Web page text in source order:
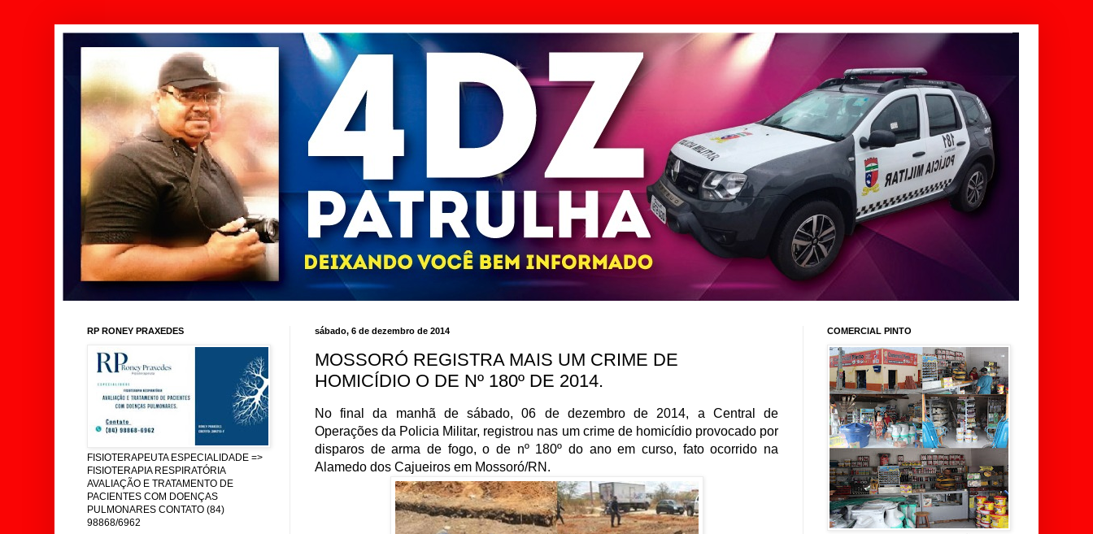
sábado, 6 de dezembro de 2014
MOSSORÓ REGISTRA MAIS UM CRIME DE
HOMICÍDIO O DE Nº 180º DE 2014.
No final da manhã de sábado, 06 de dezembro de 2014, a Central de
Operações da Policia Militar, registrou nas um crime de homicídio provocado por
disparos de arma de fogo, o de nº 180º do ano em curso, fato ocorrido na
Alamedo dos Cajueiros em Mossoró/RN.
RP RONEY PRAXEDES
FISIOTERAPEUTA ESPECIALIDADE =>
FISIOTERAPIA RESPIRATÓRIA
AVALIAÇÃO E TRATAMENTO DE
PACIENTES COM DOENÇAS
PULMONARES CONTATO (84)
98868/6962
COMERCIAL PINTO